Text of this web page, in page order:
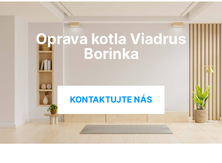
Oprava kotla Viadrus
Borinka
KONTAKTUJTE NÁS